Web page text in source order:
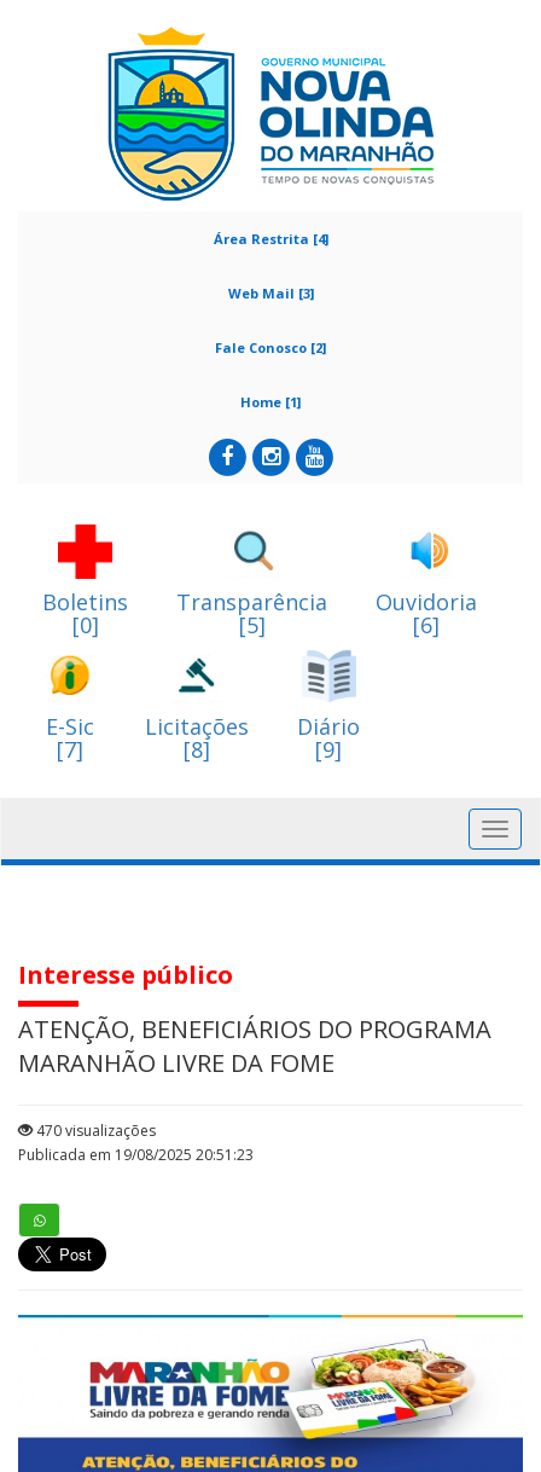
Área Restrita [4]
Web Mail [3]
Fale Conosco [2]
Home [1]
Boletins
[0]
Transparência
[5]
Ouvidoria
[6]
E-Sic
[7]
Licitações
[8]
Diário
[9]
Interesse público
ATENÇÃO, BENEFICIÁRIOS DO PROGRAMA
MARANHÃO LIVRE DA FOME
470 visualizações
Publicada em 19/08/2025 20:51:23